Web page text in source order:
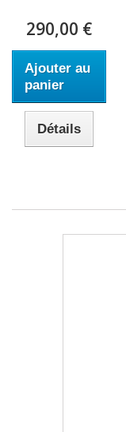
290,00 €
Ajouter au
panier
Détails